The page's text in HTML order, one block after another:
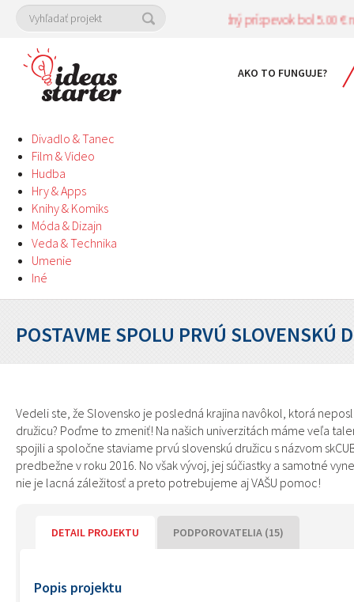
Posledný príspevok bol 5.00 €
AKO TO FUNGUJE?
Divadlo & Tanec
Film & Video
Hudba
Hry & Apps
Knihy & Komiks
Móda & Dizajn
Veda & Technika
Umenie
Iné
POSTAVME SPOLU PRVÚ SLOVENSKÚ
Vedeli ste, že Slovensko je posledná krajina navôkol, ktorá
družicu? Poďme to zmeniť! Na našich univerzitách máme veľa
spojili a spoločne staviame prvú slovenskú družicu s názvom
predbežne v roku 2016. No však vývoj, jej súčiastky a samotné
nie je lacná záležitosť a preto potrebujeme aj VAŠU pomoc!
DETAIL PROJEKTU PODPOROVATELIA (15)
Popis projektu